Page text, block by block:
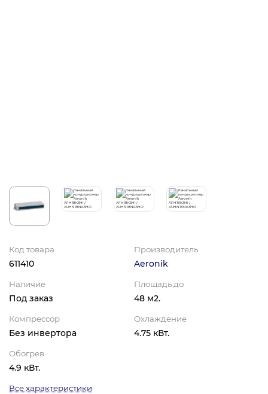
Код товара
611410
Производитель
Aeronik
Наличие
Под заказ
Площадь до
48 м2.
Компрессор
Без инвертора
Охлаждение
4.75 кВт.
Обогрев
4.9 кВт.
Все характеристики